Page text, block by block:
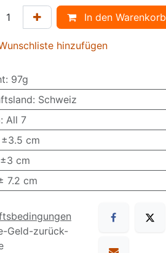
In den Warenkorb
hinzufügen
: 97g
: Schweiz
: All 7
±3.5 cm
±3 cm
7.2 cm
Geld-zurück-